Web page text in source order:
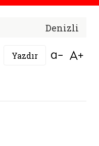
Denizli
Yazdır